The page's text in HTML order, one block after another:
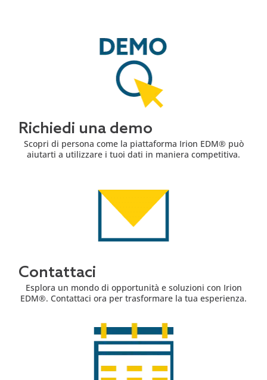
Richiedi una demo
Scopri di persona come la piattaforma Irion EDM® può
aiutarti a utilizzare i tuoi dati in maniera competitiva.
Contattaci
Esplora un mondo di opportunità e soluzioni con Irion
EDM®. Contattaci ora per trasformare la tua esperienza.